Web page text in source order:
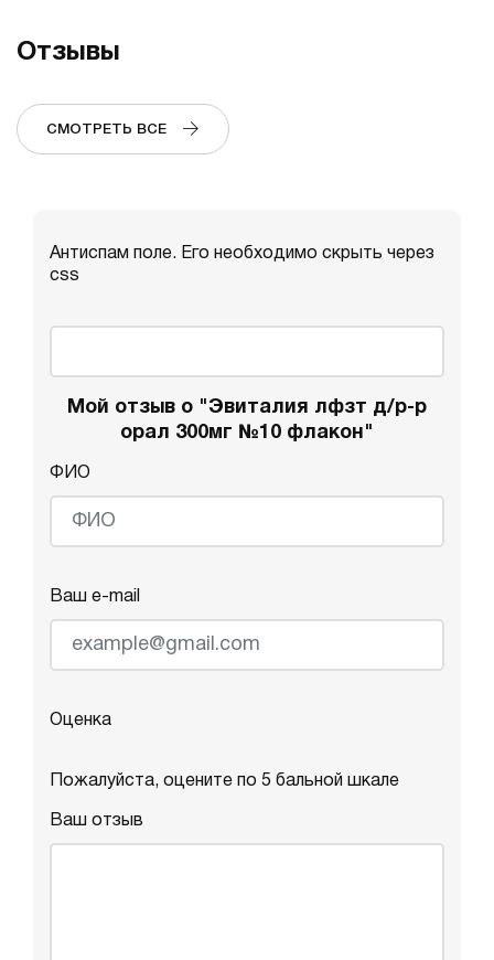
Отзывы
СМОТРЕТЬ ВСЕ
Антиспам поле. Его необходимо скрыть через
css
Мой отзыв о "Эвиталия лфзт д/р-р
орал 300мг №10 флакон"
ФИО
Ваш e-mail
Оценка
Пожалуйста, оцените по 5 бальной шкале
Ваш отзыв